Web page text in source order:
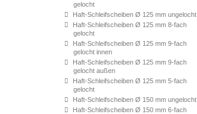
gelocht
Haft-Schleifscheiben Ø 125 mm ungelocht
Haft-Schleifscheiben Ø 125 mm 8-fach
gelocht
Haft-Schleifscheiben Ø 125 mm 9-fach
gelocht innen
Haft-Schleifscheiben Ø 125 mm 9-fach
gelocht außen
Haft-Schleifscheiben Ø 125 mm 5-fach
gelocht
Haft-Schleifscheiben Ø 150 mm ungelocht
Haft-Schleifscheiben Ø 150 mm 6-fach